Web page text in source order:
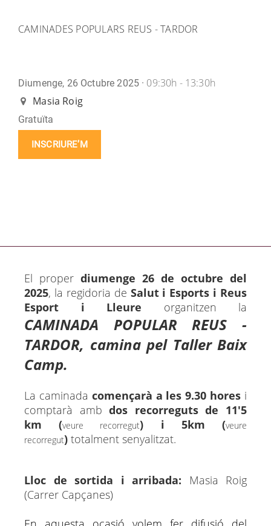
CAMINADES POPULARS REUS - TARDOR
Diumenge, 26 Octubre 2025 · 09:30h - 13:30h
Masia Roig
Gratuïta
INSCRIURE’M
El proper diumenge 26 de octubre del
2025, la regidoria de Salut i Esports i Reus
Esport i Lleure organitzen la
CAMINADA POPULAR REUS -
TARDOR, camina pel Taller Baix
Camp.
La caminada començarà a les 9.30 hores i
comptarà ambdos recorreguts de 11'5
km (veure recorregut) i 5km (veure
recorregut) totalment senyalitzat.
Lloc de sortida i arribada: Masia Roig
(Carrer Capçanes)